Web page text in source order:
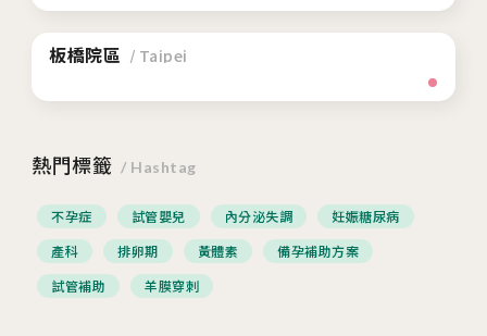
板橋院區 / Taipei
熱門標籤 / Hashtag
不孕症 試管嬰兒 內分泌失調
妊娠糖尿病
產科
排卵期 黃體素
備孕補助方案
試管補助
羊膜穿刺